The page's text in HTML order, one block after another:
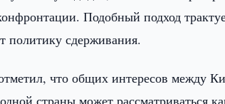
Подобный подход
политику сдерживания.
что общих интересов между
страны может рассматриваться